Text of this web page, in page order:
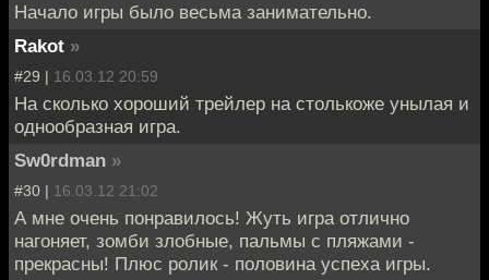
Начало игры было весьма занимательно.
Rakot »
#29 | 16.03.12 20:59
На сколько хороший трейлер на столькоже унылая и
однообразная игра.
Sw0rdman »
#30 | 16.03.12 21:02
А мне очень понравилось! Жуть игра отлично
нагоняет, зомби злобные, пальмы с пляжами -
прекрасны! Плюс ролик - половина успеха игры.